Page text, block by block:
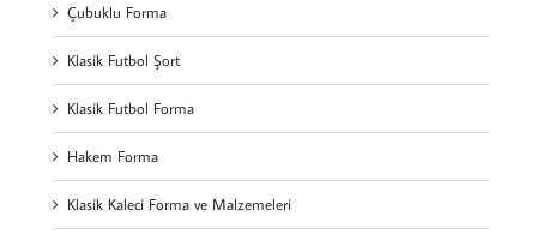
Çubuklu Forma
Klasik Futbol Şort
Klasik Futbol Forma
Hakem Forma
Klasik Kaleci Forma ve Malzemeleri